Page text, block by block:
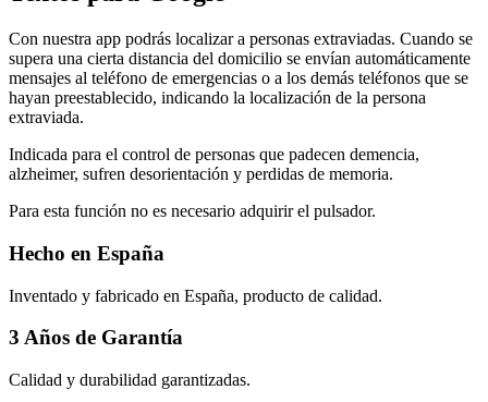
Con nuestra app podrás localizar a personas extraviadas. Cuando se
supera una cierta distancia del domicilio se envían automáticamente
mensajes al teléfono de emergencias o a los demás teléfonos que se
hayan preestablecido, indicando la localización de la persona
extraviada.
Indicada para el control de personas que padecen demencia,
alzheimer, sufren desorientación y perdidas de memoria.
Para esta función no es necesario adquirir el pulsador.
Hecho en España
Inventado y fabricado en España, producto de calidad.
3 Años de Garantía
Calidad y durabilidad garantizadas.